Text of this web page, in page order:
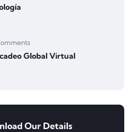
Global Virtual
Our Details